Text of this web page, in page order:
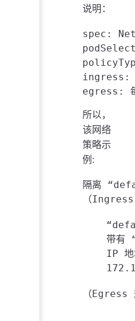
说明：
spec:
ingress:
所以，
该网络
策略示
例:
隔离
（
带有
IP